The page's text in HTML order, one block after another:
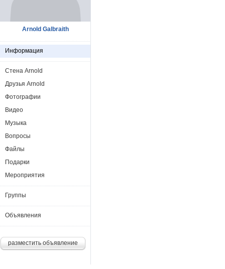
Arnold Galbraith
Информация
Стена Arnold
Друзья Arnold
Фотографии
Видео
Музыка
Вопросы
Файлы
Подарки
Мероприятия
Группы
Объявления
разместить объявление